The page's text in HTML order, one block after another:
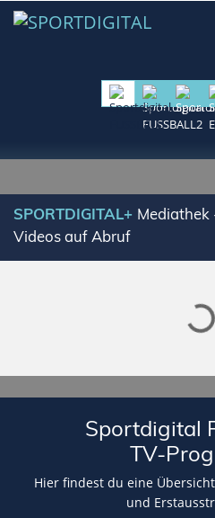
SPORTDIGITAL+ Mediathek
Videos auf AbrufLade SPORTDIGITAL+ Mediathek
Sportdigital
TV-
Hier findest du eine
und